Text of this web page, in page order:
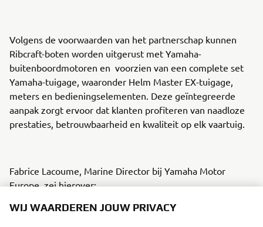
Volgens de voorwaarden van het partnerschap kunnen
Ribcraft-boten worden uitgerust met Yamaha-
buitenboordmotoren en voorzien van een complete set
Yamaha-tuigage, waaronder Helm Master EX-tuigage,
meters en bedieningselementen. Deze geïntegreerde
aanpak zorgt ervoor dat klanten profiteren van naadloze
prestaties, betrouwbaarheid en kwaliteit op elk vaartuig.
Fabrice Lacoume, Marine Director bij Yamaha Motor
Europe, zei hierover:
“We zijn trots om Ribcraft te mogen verwelkomen in ons
WIJ WAARDEREN JOUW PRIVACY